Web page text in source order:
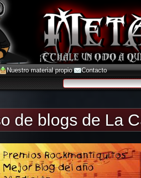
Nuestro material propio Contacto
de blogs de La